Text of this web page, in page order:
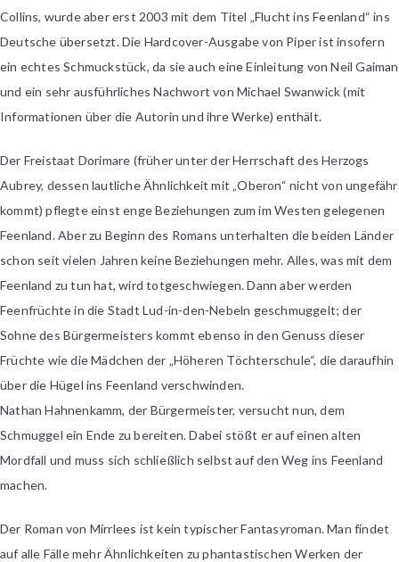
Collins, wurde aber erst 2003 mit dem Titel „Flucht ins Feenland“ ins
Deutsche übersetzt. Die Hardcover-Ausgabe von Piper ist insofern
ein echtes Schmuckstück, da sie auch eine Einleitung von Neil Gaiman
und ein sehr ausführliches Nachwort von Michael Swanwick (mit
Informationen über die Autorin und ihre Werke) enthält.
Der Freistaat Dorimare (früher unter der Herrschaft des Herzogs
Aubrey, dessen lautliche Ähnlichkeit mit „Oberon“ nicht von ungefähr
kommt) pflegte einst enge Beziehungen zum im Westen gelegenen
Feenland. Aber zu Beginn des Romans unterhalten die beiden Länder
schon seit vielen Jahren keine Beziehungen mehr. Alles, was mit dem
Feenland zu tun hat, wird totgeschwiegen. Dann aber werden
Feenfrüchte in die Stadt Lud-in-den-Nebeln geschmuggelt; der
Sohne des Bürgermeisters kommt ebenso in den Genuss dieser
Früchte wie die Mädchen der „Höheren Töchterschule“, die daraufhin
über die Hügel ins Feenland verschwinden.
Nathan Hahnenkamm, der Bürgermeister, versucht nun, dem
Schmuggel ein Ende zu bereiten. Dabei stößt er auf einen alten
Mordfall und muss sich schließlich selbst auf den Weg ins Feenland
machen.
Der Roman von Mirrlees ist kein typischer Fantasyroman. Man findet
auf alle Fälle mehr Ähnlichkeiten zu phantastischen Werken der